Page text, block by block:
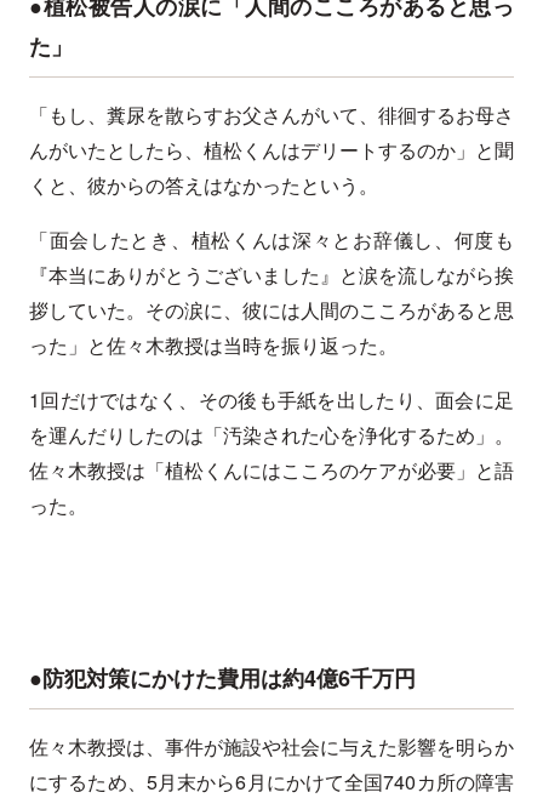
た」
「もし、糞尿を散らすお父さんがいて、徘徊するお母さ
んがいたとしたら、植松くんはデリートするのか」と聞
くと、彼からの答えはなかったという。
「面会したとき、植松くんは深々とお辞儀し、何度も
『本当にありがとうございました』と涙を流しながら挨
拶していた。その涙に、彼には人間のこころがあると思
った」と佐々木教授は当時を振り返った。
1回だけではなく、その後も手紙を出したり、面会に足
を運んだりしたのは「汚染された心を浄化するため」。
佐々木教授は「植松くんにはこころのケアが必要」と語
った。
●防犯対策にかけた費用は約4億6千万円
佐々木教授は、事件が施設や社会に与えた影響を明らか
にするため、5月末から6月にかけて全国740カ所の障害